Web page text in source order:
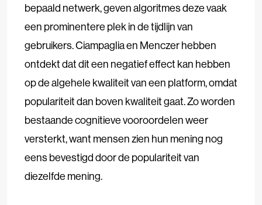
bepaald netwerk, geven algoritmes deze vaak
een prominentere plek in de tijdlijn van
gebruikers. Ciampaglia en Menczer hebben
ontdekt dat dit een negatief effect kan hebben
op de algehele kwaliteit van een platform, omdat
populariteit dan boven kwaliteit gaat. Zo worden
bestaande cognitieve vooroordelen weer
versterkt, want mensen zien hun mening nog
eens bevestigd door de populariteit van
diezelfde mening.